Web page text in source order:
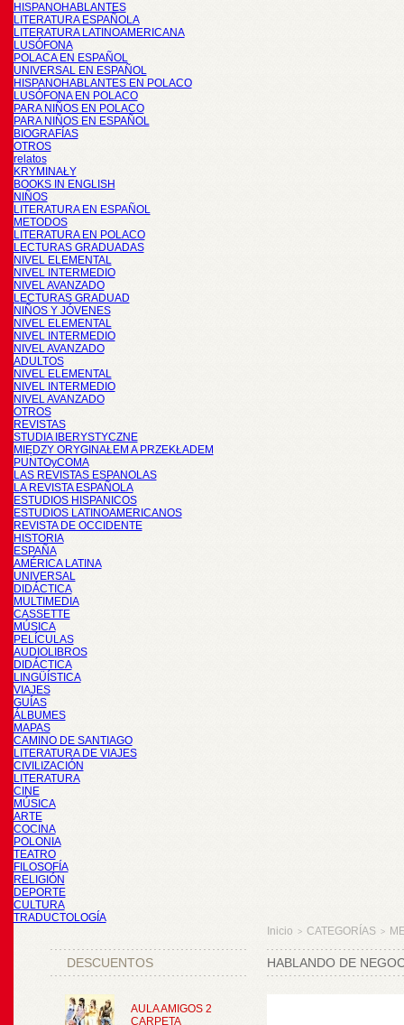
HISPANOHABLANTES
LITERATURA ESPAÑOLA
LITERATURA LATINOAMERICANA
LUSÓFONA
POLACA EN ESPAÑOL
UNIVERSAL EN ESPAÑOL
HISPANOHABLANTES EN POLACO
LUSÓFONA EN POLACO
PARA NIÑOS EN POLACO
PARA NIÑOS EN ESPAÑOL
BIOGRAFÍAS
OTROS
relatos
KRYMINAŁY
BOOKS IN ENGLISH
NIÑOS
LITERATURA EN ESPAÑOL
METODOS
LITERATURA EN POLACO
LECTURAS GRADUADAS
NIVEL ELEMENTAL
NIVEL INTERMEDIO
NIVEL AVANZADO
LECTURAS GRADUAD
NIÑOS Y JÓVENES
NIVEL ELEMENTAL
NIVEL INTERMEDIO
NIVEL AVANZADO
ADULTOS
NIVEL ELEMENTAL
NIVEL INTERMEDIO
NIVEL AVANZADO
OTROS
REVISTAS
STUDIA IBERYSTYCZNE
MIĘDZY ORYGINAŁEM A PRZEKŁADEM
PUNTOyCOMA
LAS REVISTAS ESPANOLAS
LA REVISTA ESPAÑOLA
ESTUDIOS HISPANICOS
ESTUDIOS LATINOAMERICANOS
REVISTA DE OCCIDENTE
HISTORIA
ESPAÑA
AMÉRICA LATINA
UNIVERSAL
DIDÁCTICA
MULTIMEDIA
CASSETTE
MÚSICA
PELÍCULAS
AUDIOLIBROS
DIDÁCTICA
LINGÜÍSTICA
VIAJES
GUÍAS
ÁLBUMES
MAPAS
CAMINO DE SANTIAGO
LITERATURA DE VIAJES
CIVILIZACIÓN
LITERATURA
CINE
MÚSICA
ARTE
COCINA
POLONIA
TEATRO
FILOSOFÍA
RELIGIÓN
DEPORTE
CULTURA
TRADUCTOLOGÍA
DESCUENTOS
AULA AMIGOS 2
CARPETA
Inicio > CATEGORÍAS >
HABLANDO DE